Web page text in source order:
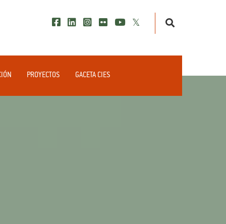
PROYECTOS GACETA CIES